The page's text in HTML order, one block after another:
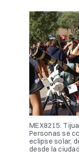
MEX8215.
Personas se
eclipse solar,
desde la